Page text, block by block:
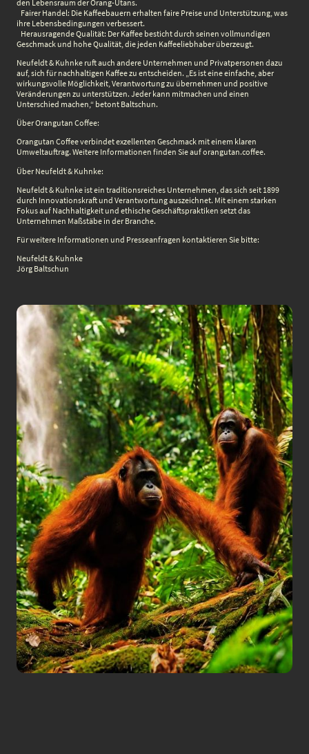
den Lebensraum der Orang-Utans.
Fairer Handel: Die Kaffeebauern erhalten faire Preise und Unterstützung, was
ihre Lebensbedingungen verbessert.
Herausragende Qualität: Der Kaffee besticht durch seinen vollmundigen
Geschmack und hohe Qualität, die jeden Kaffeeliebhaber überzeugt.
Neufeldt & Kuhnke ruft auch andere Unternehmen und Privatpersonen dazu
auf, sich für nachhaltigen Kaffee zu entscheiden. „Es ist eine einfache, aber
wirkungsvolle Möglichkeit, Verantwortung zu übernehmen und positive
Veränderungen zu unterstützen. Jeder kann mitmachen und einen
Unterschied machen,“ betont Baltschun.
Über Orangutan Coffee:
Orangutan Coffee verbindet exzellenten Geschmack mit einem klaren
Umweltauftrag. Weitere Informationen finden Sie auf orangutan.coffee.
Über Neufeldt & Kuhnke:
Neufeldt & Kuhnke ist ein traditionsreiches Unternehmen, das sich seit 1899
durch Innovationskraft und Verantwortung auszeichnet. Mit einem starken
Fokus auf Nachhaltigkeit und ethische Geschäftspraktiken setzt das
Unternehmen Maßstäbe in der Branche.
Für weitere Informationen und Presseanfragen kontaktieren Sie bitte:
Neufeldt & Kuhnke
Jörg Baltschun